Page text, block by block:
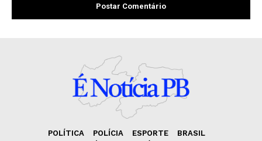
POLÍTICA POLÍCIA ESPORTE
BRASIL